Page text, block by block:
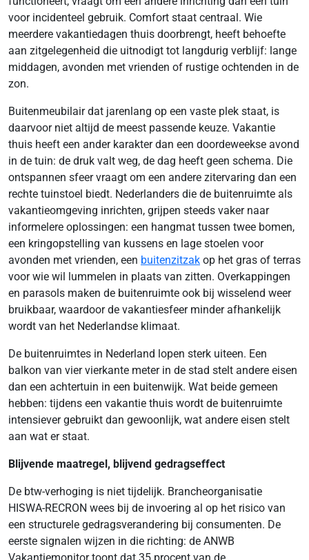
voor incidenteel gebruik. Comfort staat centraal. Wie
meerdere vakantiedagen thuis doorbrengt, heeft behoefte
aan zitgelegenheid die uitnodigt tot langdurig verblijf: lange
middagen, avonden met vrienden of rustige ochtenden in de
zon.
Buitenmeubilair dat jarenlang op een vaste plek staat, is
daarvoor niet altijd de meest passende keuze. Vakantie
thuis heeft een ander karakter dan een doordeweekse avond
in de tuin: de druk valt weg, de dag heeft geen schema. Die
ontspannen sfeer vraagt om een andere zitervaring dan een
rechte tuinstoel biedt. Nederlanders die de buitenruimte als
vakantieomgeving inrichten, grijpen steeds vaker naar
informelere oplossingen: een hangmat tussen twee bomen,
een kringopstelling van kussens en lage stoelen voor
avonden met vrienden, een buitenzitzak op het gras of terras
voor wie wil lummelen in plaats van zitten. Overkappingen
en parasols maken de buitenruimte ook bij wisselend weer
bruikbaar, waardoor de vakantiesfeer minder afhankelijk
wordt van het Nederlandse klimaat.
De buitenruimtes in Nederland lopen sterk uiteen. Een
balkon van vier vierkante meter in de stad stelt andere eisen
dan een achtertuin in een buitenwijk. Wat beide gemeen
hebben: tijdens een vakantie thuis wordt de buitenruimte
intensiever gebruikt dan gewoonlijk, wat andere eisen stelt
aan wat er staat.
Blijvende maatregel, blijvend gedragseffect
De btw-verhoging is niet tijdelijk. Brancheorganisatie
HISWA-RECRON wees bij de invoering al op het risico van
een structurele gedragsverandering bij consumenten. De
eerste signalen wijzen in die richting: de ANWB